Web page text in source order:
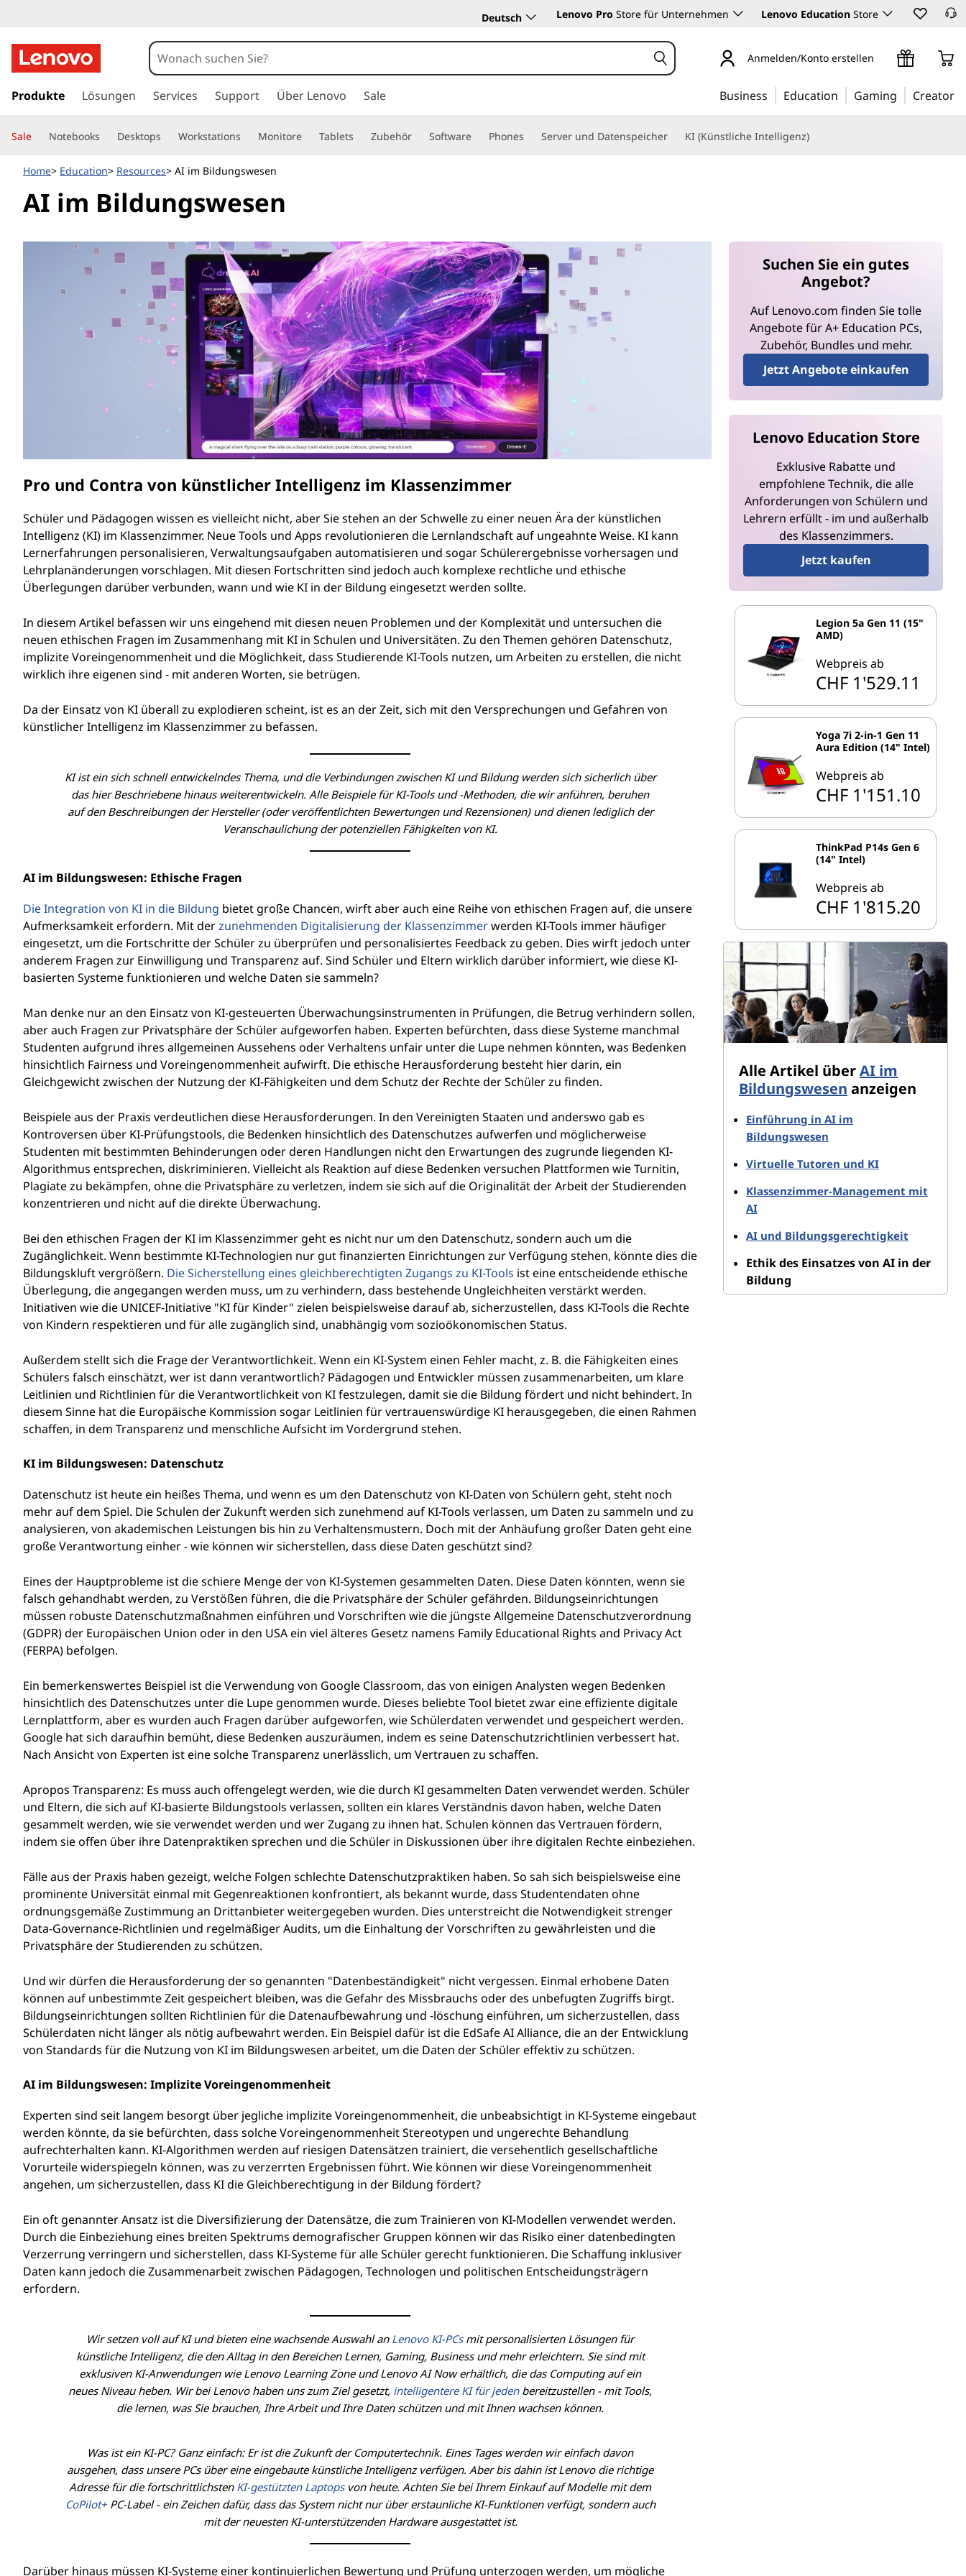
a
Deutsch Lenovo Pro Store für Unternehmen Lenovo Education Store
u
a
Anmelden/Konto erstellen
Produkte Lösungen Services Support Über Lenovo Sale Business Education Gaming Creator
Sale Notebooks Desktops Workstations Monitore Tablets Zubehör Software Phones Server und Datenspeicher KI (Künstliche Intelligenz)
Home Education Resources AI im Bildungswesen
AI im Bildungswesen
Pro und Contra von künstlicher Intelligenz im Klassenzimmer
Schüler und Pädagogen wissen es vielleicht nicht, aber Sie stehen an der Schwelle zu einer neuen Ära der künstlichen
Intelligenz (KI) im Klassenzimmer. Neue Tools und Apps revolutionieren die Lernlandschaft auf ungeahnte Weise. KI kann
Lernerfahrungen personalisieren, Verwaltungsaufgaben automatisieren und sogar Schülerergebnisse vorhersagen und
Lehrplanänderungen vorschlagen. Mit diesen Fortschritten sind jedoch auch komplexe rechtliche und ethische
Überlegungen darüber verbunden, wann und wie KI in der Bildung eingesetzt werden sollte.
In diesem Artikel befassen wir uns eingehend mit diesen neuen Problemen und der Komplexität und untersuchen die
neuen ethischen Fragen im Zusammenhang mit KI in Schulen und Universitäten. Zu den Themen gehören Datenschutz,
implizite Voreingenommenheit und die Möglichkeit, dass Studierende KI-Tools nutzen, um Arbeiten zu erstellen, die nicht
wirklich ihre eigenen sind - mit anderen Worten, sie betrügen.
Da der Einsatz von KI überall zu explodieren scheint, ist es an der Zeit, sich mit den Versprechungen und Gefahren von
künstlicher Intelligenz im Klassenzimmer zu befassen.
KI ist ein sich schnell entwickelndes Thema, und die Verbindungen zwischen KI und Bildung werden sich sicherlich über
das hier Beschriebene hinaus weiterentwickeln. Alle Beispiele für KI-Tools und -Methoden, die wir anführen, beruhen
auf den Beschreibungen der Hersteller (oder veröffentlichten Bewertungen und Rezensionen) und dienen lediglich der
Veranschaulichung der potenziellen Fähigkeiten von KI.
AI im Bildungswesen: Ethische Fragen
Die Integration von KI in die Bildung bietet große Chancen, wirft aber auch eine Reihe von ethischen Fragen auf, die unsere
Aufmerksamkeit erfordern. Mit derzunehmenden Digitalisierung der Klassenzimmerwerden KI-Tools immer häufiger
eingesetzt, um die Fortschritte der Schüler zu überprüfen und personalisiertes Feedback zu geben. Dies wirft jedoch unter
anderem Fragen zur Einwilligung und Transparenz auf. Sind Schüler und Eltern wirklich darüber informiert, wie diese KI-
basierten Systeme funktionieren und welche Daten sie sammeln?
Man denke nur an den Einsatz von KI-gesteuerten Überwachungsinstrumenten in Prüfungen, die Betrug verhindern sollen,
aber auch Fragen zur Privatsphäre der Schüler aufgeworfen haben. Experten befürchten, dass diese Systeme manchmal
Studenten aufgrund ihres allgemeinen Aussehens oder Verhaltens unfair unter die Lupe nehmen könnten, was Bedenken
hinsichtlich Fairness und Voreingenommenheit aufwirft. Die ethische Herausforderung besteht hier darin, ein
Gleichgewicht zwischen der Nutzung der KI-Fähigkeiten und dem Schutz der Rechte der Schüler zu finden.
Beispiele aus der Praxis verdeutlichen diese Herausforderungen. In den Vereinigten Staaten und anderswo gab es
Kontroversen über KI-Prüfungstools, die Bedenken hinsichtlich des Datenschutzes aufwerfen und möglicherweise
Studenten mit bestimmten Behinderungen oder deren Handlungen nicht den Erwartungen des zugrunde liegenden KI-
Algorithmus entsprechen, diskriminieren. Vielleicht als Reaktion auf diese Bedenken versuchen Plattformen wie Turnitin,
Plagiate zu bekämpfen, ohne die Privatsphäre zu verletzen, indem sie sich auf die Originalität der Arbeit der Studierenden
konzentrieren und nicht auf die direkte Überwachung.
Bei den ethischen Fragen der KI im Klassenzimmer geht es nicht nur um den Datenschutz, sondern auch um die
Zugänglichkeit. Wenn bestimmte KI-Technologien nur gut finanzierten Einrichtungen zur Verfügung stehen, könnte dies die
Bildungskluft vergrößern. Die Sicherstellung eines gleichberechtigten Zugangs zu KI-Tools ist eine entscheidende ethische
Überlegung, die angegangen werden muss, um zu verhindern, dass bestehende Ungleichheiten verstärkt werden.
Initiativen wie die UNICEF-Initiative "KI für Kinder" zielen beispielsweise darauf ab, sicherzustellen, dass KI-Tools die Rechte
von Kindern respektieren und für alle zugänglich sind, unabhängig vom sozioökonomischen Status.
Außerdem stellt sich die Frage der Verantwortlichkeit. Wenn ein KI-System einen Fehler macht, z. B. die Fähigkeiten eines
Schülers falsch einschätzt, wer ist dann verantwortlich? Pädagogen und Entwickler müssen zusammenarbeiten, um klare
Leitlinien und Richtlinien für die Verantwortlichkeit von KI festzulegen, damit sie die Bildung fördert und nicht behindert. In
diesem Sinne hat die Europäische Kommission sogar Leitlinien für vertrauenswürdige KI herausgegeben, die einen Rahmen
schaffen, in dem Transparenz und menschliche Aufsicht im Vordergrund stehen.
KI im Bildungswesen: Datenschutz
Datenschutz ist heute ein heißes Thema, und wenn es um den Datenschutz von KI-Daten von Schülern geht, steht noch
mehr auf dem Spiel. Die Schulen der Zukunft werden sich zunehmend auf KI-Tools verlassen, um Daten zu sammeln und zu
analysieren, von akademischen Leistungen bis hin zu Verhaltensmustern. Doch mit der Anhäufung großer Daten geht eine
große Verantwortung einher - wie können wir sicherstellen, dass diese Daten geschützt sind?
Eines der Hauptprobleme ist die schiere Menge der von KI-Systemen gesammelten Daten. Diese Daten könnten, wenn sie
falsch gehandhabt werden, zu Verstößen führen, die die Privatsphäre der Schüler gefährden. Bildungseinrichtungen
müssen robuste Datenschutzmaßnahmen einführen und Vorschriften wie die jüngste Allgemeine Datenschutzverordnung
(GDPR) der Europäischen Union oder in den USA ein viel älteres Gesetz namens Family Educational Rights and Privacy Act
(FERPA) befolgen.
Ein bemerkenswertes Beispiel ist die Verwendung von Google Classroom, das von einigen Analysten wegen Bedenken
hinsichtlich des Datenschutzes unter die Lupe genommen wurde. Dieses beliebte Tool bietet zwar eine effiziente digitale
Lernplattform, aber es wurden auch Fragen darüber aufgeworfen, wie Schülerdaten verwendet und gespeichert werden.
Google hat sich daraufhin bemüht, diese Bedenken auszuräumen, indem es seine Datenschutzrichtlinien verbessert hat.
Nach Ansicht von Experten ist eine solche Transparenz unerlässlich, um Vertrauen zu schaffen.
Apropos Transparenz: Es muss auch offengelegt werden, wie die durch KI gesammelten Daten verwendet werden. Schüler
und Eltern, die sich auf KI-basierte Bildungstools verlassen, sollten ein klares Verständnis davon haben, welche Daten
gesammelt werden, wie sie verwendet werden und wer Zugang zu ihnen hat. Schulen können das Vertrauen fördern,
indem sie offen über ihre Datenpraktiken sprechen und die Schüler in Diskussionen über ihre digitalen Rechte einbeziehen.
Fälle aus der Praxis haben gezeigt, welche Folgen schlechte Datenschutzpraktiken haben. So sah sich beispielsweise eine
prominente Universität einmal mit Gegenreaktionen konfrontiert, als bekannt wurde, dass Studentendaten ohne
ordnungsgemäße Zustimmung an Drittanbieter weitergegeben wurden. Dies unterstreicht die Notwendigkeit strenger
Data-Governance-Richtlinien und regelmäßiger Audits, um die Einhaltung der Vorschriften zu gewährleisten und die
Privatsphäre der Studierenden zu schützen.
Und wir dürfen die Herausforderung der so genannten "Datenbeständigkeit" nicht vergessen. Einmal erhobene Daten
können auf unbestimmte Zeit gespeichert bleiben, was die Gefahr des Missbrauchs oder des unbefugten Zugriffs birgt.
Bildungseinrichtungen sollten Richtlinien für die Datenaufbewahrung und -löschung einführen, um sicherzustellen, dass
Schülerdaten nicht länger als nötig aufbewahrt werden. Ein Beispiel dafür ist die EdSafe AI Alliance, die an der Entwicklung
von Standards für die Nutzung von KI im Bildungswesen arbeitet, um die Daten der Schüler effektiv zu schützen.
AI im Bildungswesen: Implizite Voreingenommenheit
Experten sind seit langem besorgt über jegliche implizite Voreingenommenheit, die unbeabsichtigt in KI-Systeme eingebaut
werden könnte, da sie befürchten, dass solche Voreingenommenheit Stereotypen und ungerechte Behandlung
aufrechterhalten kann. KI-Algorithmen werden auf riesigen Datensätzen trainiert, die versehentlich gesellschaftliche
Vorurteile widerspiegeln können, was zu verzerrten Ergebnissen führt. Wie können wir diese Voreingenommenheit
angehen, um sicherzustellen, dass KI die Gleichberechtigung in der Bildung fördert?
Ein oft genannter Ansatz ist die Diversifizierung der Datensätze, die zum Trainieren von KI-Modellen verwendet werden.
Durch die Einbeziehung eines breiten Spektrums demografischer Gruppen können wir das Risiko einer datenbedingten
Verzerrung verringern und sicherstellen, dass KI-Systeme für alle Schüler gerecht funktionieren. Die Schaffung inklusiver
Daten kann jedoch die Zusammenarbeit zwischen Pädagogen, Technologen und politischen Entscheidungsträgern
erfordern.
Wir setzen voll auf KI und bieten eine wachsende Auswahl an Lenovo KI-PCs mit personalisierten Lösungen für
künstliche Intelligenz, die den Alltag in den Bereichen Lernen, Gaming, Business und mehr erleichtern. Sie sind mit
exklusiven KI-Anwendungen wie Lenovo Learning Zone und Lenovo AI Now erhältlich, die das Computing auf ein
neues Niveau heben. Wir bei Lenovo haben uns zum Ziel gesetzt, intelligentere KI für jeden bereitzustellen - mit Tools,
die lernen, was Sie brauchen, Ihre Arbeit und Ihre Daten schützen und mit Ihnen wachsen können.
Was ist ein KI-PC? Ganz einfach: Er ist die Zukunft der Computertechnik. Eines Tages werden wir einfach davon
ausgehen, dass unsere PCs über eine eingebaute künstliche Intelligenz verfügen. Aber bis dahin ist Lenovo die richtige
Adresse für die fortschrittlichsten KI-gestützten Laptops von heute. Achten Sie bei Ihrem Einkauf auf Modelle mit dem
CoPilot+ PC-Label - ein Zeichen dafür, dass das System nicht nur über erstaunliche KI-Funktionen verfügt, sondern auch
mit der neuesten KI-unterstützenden Hardware ausgestattet ist.
Darüber hinaus müssen KI-Systeme einer kontinuierlichen Bewertung und Prüfung unterzogen werden, um mögliche
Suchen Sie ein gutes
Angebot?
Auf Lenovo.com finden Sie tolle
Angebote für A+ Education PCs,
Zubehör, Bundles und mehr.
Jetzt Angebote einkaufen
Lenovo Education Store
Exklusive Rabatte und
empfohlene Technik, die alle
Anforderungen von Schülern und
Lehrern erfüllt - im und außerhalb
des Klassenzimmers.
Jetzt kaufen
Legion 5a Gen 11 (15"
AMD)
Webpreis ab
CHF 1'529.11
Yoga 7i 2-in-1 Gen 11
Aura Edition (14" Intel)
Webpreis ab
CHF 1'151.10
ThinkPad P14s Gen 6
(14" Intel)
Webpreis ab
CHF 1'815.20
Alle Artikel überAI im
Bildungswesen anzeigen
Einführung in AI im
Bildungswesen
Virtuelle Tutoren und KI
Klassenzimmer-Management mit
AI
AI und Bildungsgerechtigkeit
Ethik des Einsatzes von AI in der
Bildung